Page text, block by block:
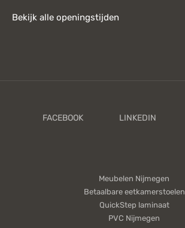
Bekijk alle openingstijden
Meubelen Nijmegen
Betaalbare eetkamerstoelen
QuickStep laminaat
PVC Nijmegen